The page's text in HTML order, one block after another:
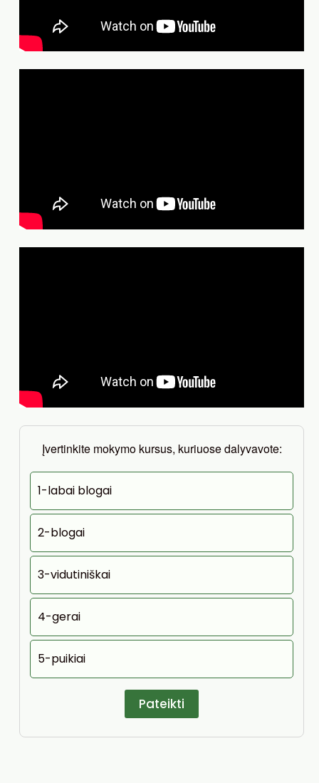
Įvertinkite mokymo kursus, kuriuose dalyvavote:
1-labai blogai
2-blogai
3-vidutiniškai
4-gerai
5-puikiai